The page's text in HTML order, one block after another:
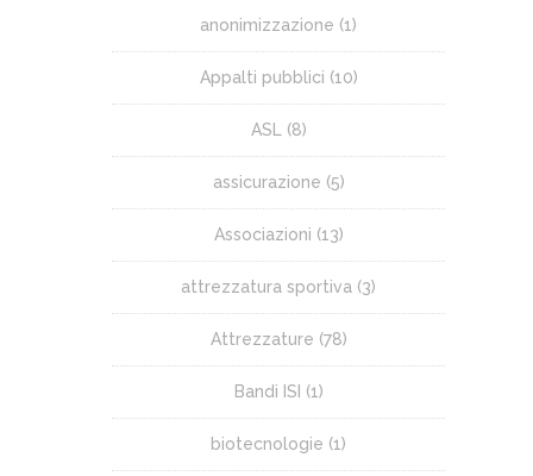
anonimizzazione (1)
Appalti pubblici (10)
ASL (8)
assicurazione (5)
Associazioni (13)
attrezzatura sportiva (3)
Attrezzature (78)
Bandi ISI (1)
biotecnologie (1)